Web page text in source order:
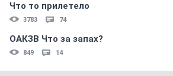
Что то прилетело
3783 74
ОАКЗВ Что за запах?
849 14